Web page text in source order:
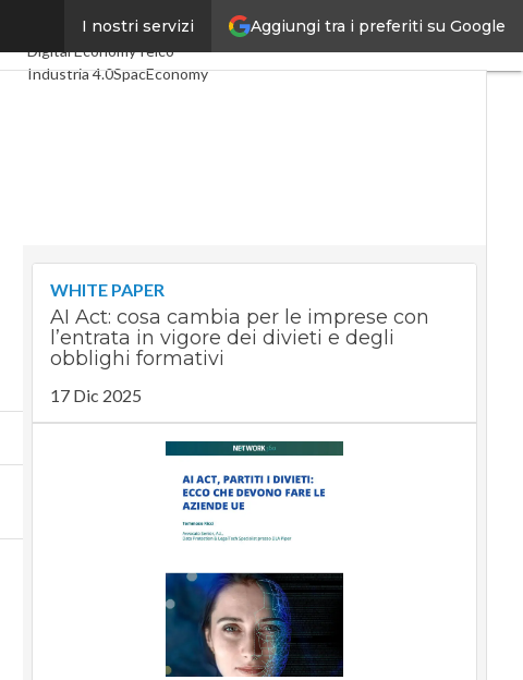
Aggiungi tra i preferiti su Google
I nostri servizi
Ultimi articoli
Digital EconomyTelco
Industria 4.0SpacEconomy
WHITE PAPER
AI Act: cosa cambia per le imprese con
l’entrata in vigore dei divieti e degli
obblighi formativi
17 Dic 2025